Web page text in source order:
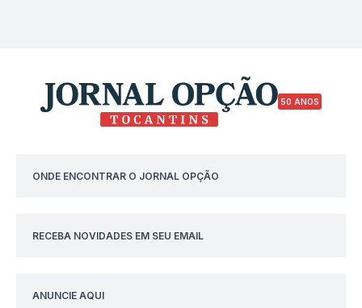
50 ANOS
ONDE ENCONTRAR O JORNAL OPÇÃO
RECEBA NOVIDADES EM SEU EMAIL
ANUNCIE AQUI